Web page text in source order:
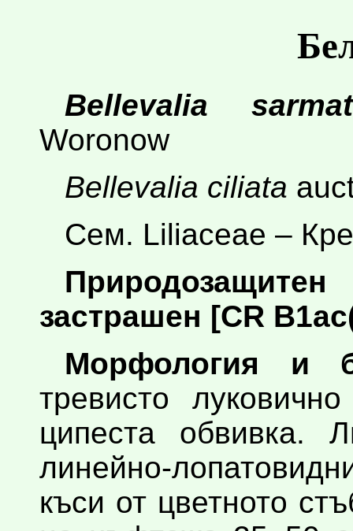
Bellevalia
Woronow
Bellevalia ciliata
Сем. Liliaceae –
застрашен [CR
Морфология и
тревисто
ципеста обвивка.
линейно-
къси от цветното